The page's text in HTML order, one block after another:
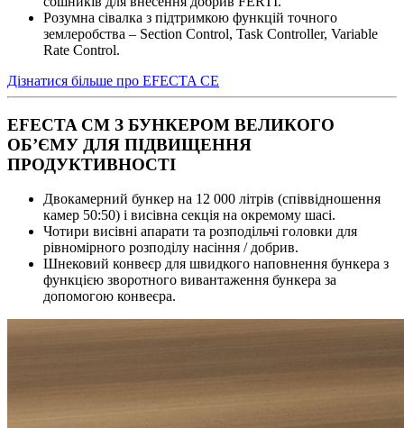
Розумна сівалка з підтримкою функцій точного
землеробства – Section Control, Task Controller, Variable
Rate Control.
Дізнатися більше про EFECTA CE
EFECTA CM З БУНКЕРОМ ВЕЛИКОГО
ОБ’ЄМУ ДЛЯ ПІДВИЩЕННЯ
ПРОДУКТИВНОСТІ
Двокамерний бункер на 12 000 літрів (співвідношення
камер 50:50) і висівна секція на окремому шасі.
Чотири висівні апарати та розподільчі головки для
рівномірного розподілу насіння / добрив.
Шнековий конвеєр для швидкого наповнення бункера з
функцією зворотного вивантаження бункера за
допомогою конвеєра.